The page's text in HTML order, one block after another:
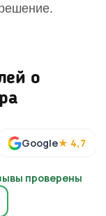
о
Google★ 4,7
проверены